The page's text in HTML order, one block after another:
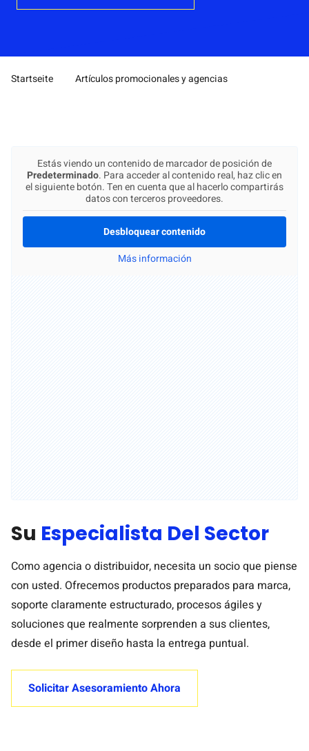
Pfad-Navigation
Startseite Artículos promocionales y agencias
Estás viendo un contenido de marcador de posición de
Predeterminado. Para acceder al contenido real, haz clic en
el siguiente botón. Ten en cuenta que al hacerlo compartirás
datos con terceros proveedores.
Desbloquear contenido
Más información
Su Especialista Del Sector
Como agencia o distribuidor, necesita un socio que piense
con usted. Ofrecemos productos preparados para marca,
soporte claramente estructurado, procesos ágiles y
soluciones que realmente sorprenden a sus clientes,
desde el primer diseño hasta la entrega puntual.
Solicitar Asesoramiento Ahora